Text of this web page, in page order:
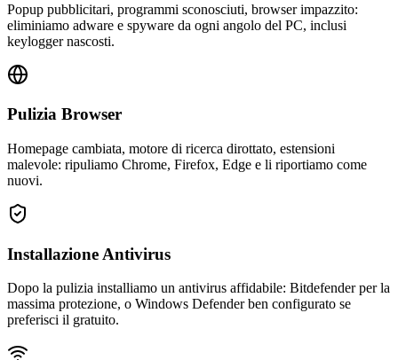
Popup pubblicitari, programmi sconosciuti, browser impazzito:
eliminiamo adware e spyware da ogni angolo del PC, inclusi
keylogger nascosti.
Pulizia Browser
Homepage cambiata, motore di ricerca dirottato, estensioni
malevole: ripuliamo Chrome, Firefox, Edge e li riportiamo come
nuovi.
Installazione Antivirus
Dopo la pulizia installiamo un antivirus affidabile: Bitdefender per la
massima protezione, o Windows Defender ben configurato se
preferisci il gratuito.